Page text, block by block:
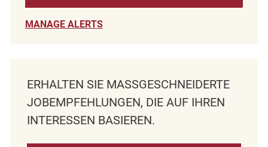
MANAGE ALERTS
ERHALTEN SIE MASSGESCHNEIDERTE J
OBEMPFEHLUNGEN, DIE AUF IHREN I
NTERESSEN BASIEREN.